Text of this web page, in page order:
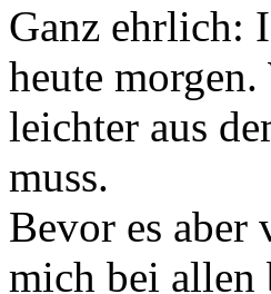
Ganz ehrlich:
heute
leichter aus
muss.
Bevor es
mich bei allen